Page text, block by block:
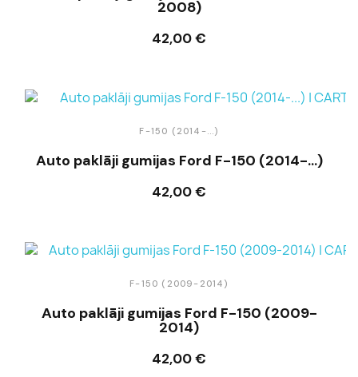
2008)
42,00 €
Ielikt grozā
F-150 (2014-...)
Auto paklāji gumijas Ford F-150 (2014-...)
42,00 €
Ielikt grozā
F-150 (2009-2014)
Auto paklāji gumijas Ford F-150 (2009-
2014)
42,00 €
Ielikt grozā